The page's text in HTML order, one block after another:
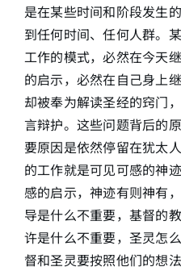
是在某些时间和阶段发生
到任何时间、任何人群。
工作的模式，必然在今天
的启示，必然在自己身上
却被奉为解读圣经的窍门
言辩护。这些问题背后的
要原因是依然停留在犹太
的工作就是可见可感的神
感的启示，神迹有则神有
导是什么不重要，基督的
许是什么不重要，圣灵怎
督和圣灵要按照他们的想